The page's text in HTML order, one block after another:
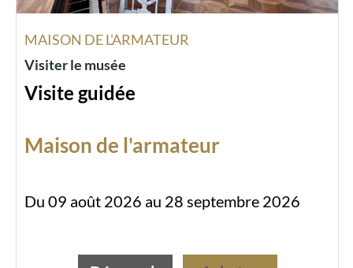
MAISON DE L'ARMATEUR
Visiter le musée
Visite guidée
Maison de l'armateur
Du 09 août 2026 au 28 septembre 2026